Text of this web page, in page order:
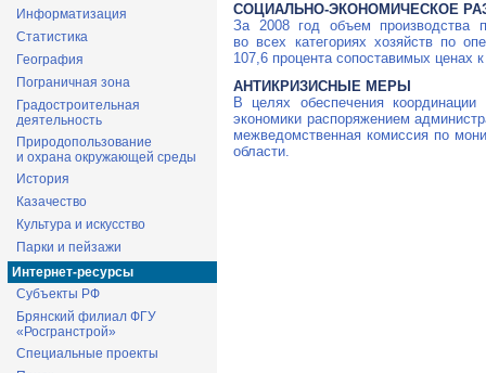
Информатизация
Статистика
География
Пограничная зона
Градостроительная
деятельность
Природопользование
и охрана окружающей среды
История
Казачество
Культура и искусство
Парки и пейзажи
Интернет-ресурсы
Субъекты РФ
Брянский филиал ФГУ
«Росгранстрой»
Специальные проекты
СОЦИАЛЬНО-ЭКОНОМИЧЕСКОЕ
За 2008 год объем производства
во всех категориях хозяйств по
107,6 процента сопоставимых ценах
АНТИКРИЗИСНЫЕ МЕРЫ
В целях обеспечения
экономики распоряжением
межведомственная комиссия по
области.